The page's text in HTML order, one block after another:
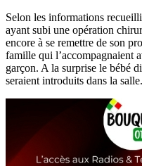
Selon les informations
ayant subi une opération
encore à se remettre de son
famille qui l’accompagnaient
garçon. A la surprise le bébé
seraient introduits dans la salle.